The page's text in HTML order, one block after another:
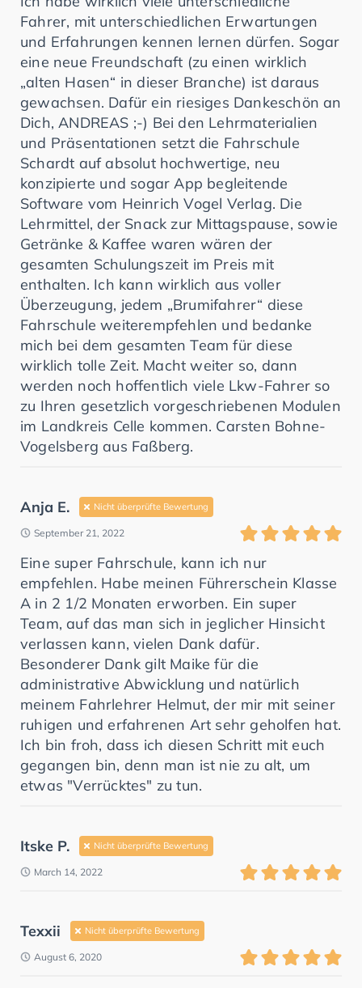
Fahrer, mit unterschiedlichen Erwartungen
und Erfahrungen kennen lernen dürfen. Sogar
eine neue Freundschaft (zu einen wirklich
„alten Hasen“ in dieser Branche) ist daraus
gewachsen. Dafür ein riesiges Dankeschön an
Dich, ANDREAS ;-) Bei den Lehrmaterialien
und Präsentationen setzt die Fahrschule
Schardt auf absolut hochwertige, neu
konzipierte und sogar App begleitende
Software vom Heinrich Vogel Verlag. Die
Lehrmittel, der Snack zur Mittagspause, sowie
Getränke & Kaffee waren wären der
gesamten Schulungszeit im Preis mit
enthalten. Ich kann wirklich aus voller
Überzeugung, jedem „Brumifahrer“ diese
Fahrschule weiterempfehlen und bedanke
mich bei dem gesamten Team für diese
wirklich tolle Zeit. Macht weiter so, dann
werden noch hoffentlich viele Lkw-Fahrer so
zu Ihren gesetzlich vorgeschriebenen Modulen
im Landkreis Celle kommen. Carsten Bohne-
Vogelsberg aus Faßberg.
Anja E. Nicht überprüfte Bewertung
September 21, 2022
Eine super Fahrschule, kann ich nur
empfehlen. Habe meinen Führerschein Klasse
A in 2 1/2 Monaten erworben. Ein super
Team, auf das man sich in jeglicher Hinsicht
verlassen kann, vielen Dank dafür.
Besonderer Dank gilt Maike für die
administrative Abwicklung und natürlich
meinem Fahrlehrer Helmut, der mir mit seiner
ruhigen und erfahrenen Art sehr geholfen hat.
Ich bin froh, dass ich diesen Schritt mit euch
gegangen bin, denn man ist nie zu alt, um
etwas "Verrücktes" zu tun.
Itske P. Nicht überprüfte Bewertung
March 14, 2022
Texxii Nicht überprüfte Bewertung
August 6, 2020